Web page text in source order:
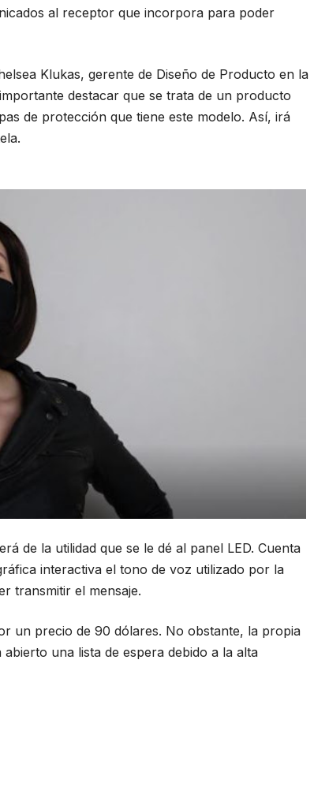
al receptor que incorpora para poder
Klukas, gerente de Diseño de Producto en la
destacar que se trata de un producto
de protección que tiene este modelo. Así, irá
de la utilidad que se le dé al panel LED. Cuenta
interactiva el tono de voz utilizado por la
transmitir el mensaje.
un precio de 90 dólares. No obstante, la propia
una lista de espera debido a la alta